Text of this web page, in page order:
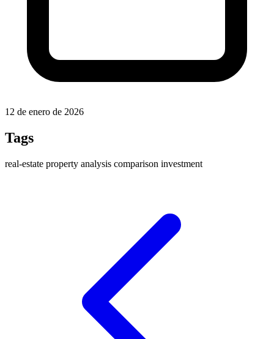
12 de enero de 2026
Tags
real-estate property analysis comparison investment